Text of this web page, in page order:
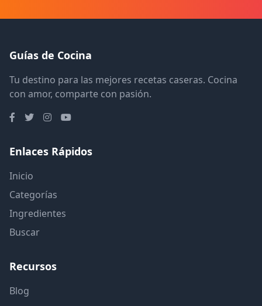
Guías de Cocina
Tu destino para las mejores recetas caseras. Cocina
con amor, comparte con pasión.
Enlaces Rápidos
Inicio
Categorías
Ingredientes
Buscar
Recursos
Blog